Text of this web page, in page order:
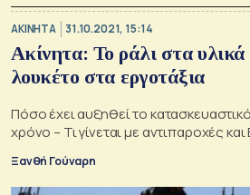
ΑΚΙΝΗΤΑ 31.10.2021, 15:14
Ακίνητα: Το ράλι στα υλικά
λουκέτο στα εργοτάξια
Πόσο έχει αυξηθεί το
χρόνο – Τι γίνεται με αντιπαροχές
Ξανθή Γούναρη